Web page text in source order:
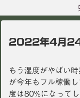
2022年4月24
もう湿度がやばい
が今年もフル稼働
度は80%になってし